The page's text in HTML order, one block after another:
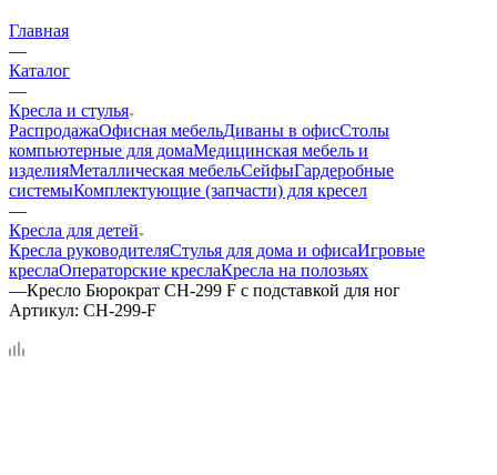
Главная
—
Каталог
—
Кресла и стулья
РаспродажаОфисная мебельДиваны в офисСтолы
компьютерные для домаМедицинская мебель и
изделияМеталлическая мебельСейфыГардеробные
системыКомплектующие (запчасти) для кресел
—
Кресла для детей
Кресла руководителяСтулья для дома и офисаИгровые
креслаОператорские креслаКресла на полозьях
—Кресло Бюрократ CH-299 F с подставкой для ног
Артикул: CH-299-F